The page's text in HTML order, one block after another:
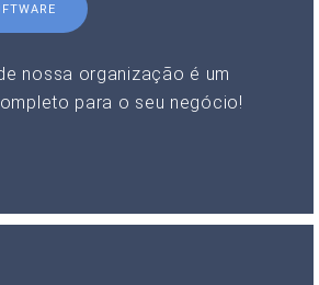
nossa organização é um
para o seu negócio!